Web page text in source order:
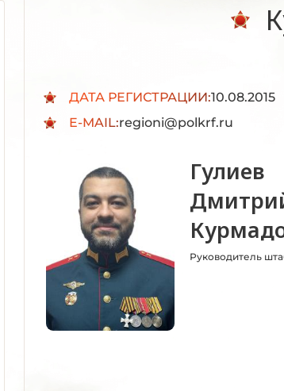
ДАТА РЕГИСТРАЦИИ:10.08.2015
E-MAIL:regioni@polkrf.ru
Гулиев
Руководитель